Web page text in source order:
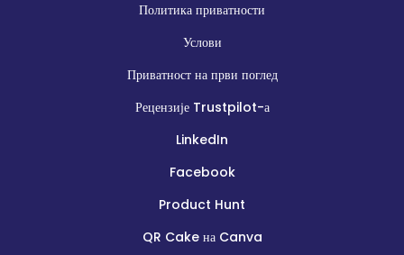
Политика приватности
Услови
Приватност на први поглед
Рецензије Trustpilot-а
LinkedIn
Facebook
Product Hunt
QR Cake на Canva